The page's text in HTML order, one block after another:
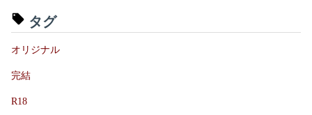
タグ
オリジナル
完結
R18